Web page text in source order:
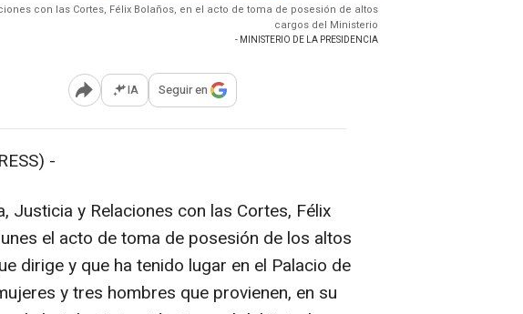
con las Cortes, Félix Bolaños, en el acto de toma de posesión de altos
cargos del Ministerio
- MINISTERIO DE LA PRESIDENCIA
Abrir opciones para compartir
IA Seguir en
-
Justicia y Relaciones con las Cortes, Félix
el acto de toma de posesión de los altos
dirige y que ha tenido lugar en el Palacio de
y tres hombres que provienen, en su